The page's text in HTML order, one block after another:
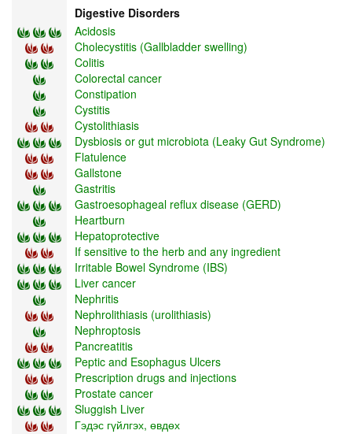
Digestive Disorders
Acidosis
Cholecystitis (Gallbladder swelling)
Colitis
Colorectal cancer
Constipation
Cystitis
Cystolithiasis
Dysbiosis or gut microbiota (Leaky Gut Syndrome)
Flatulence
Gallstone
Gastritis
Gastroesophageal reflux disease (GERD)
Heartburn
Hepatoprotective
If sensitive to the herb and any ingredient
Irritable Bowel Syndrome (IBS)
Liver cancer
Nephritis
Nephrolithiasis (urolithiasis)
Nephroptosis
Pancreatitis
Peptic and Esophagus Ulcers
Prescription drugs and injections
Prostate cancer
Sluggish Liver
Гэдэс гүйлгэх, өвдөх